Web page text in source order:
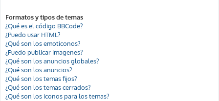
Formatos y tipos de temas
¿Qué es el código BBCode?
¿Puedo usar HTML?
¿Qué son los emoticonos?
¿Puedo publicar imagenes?
¿Qué son los anuncios globales?
¿Qué son los anuncios?
¿Qué son los temas fijos?
¿Qué son los temas cerrados?
¿Qué son los iconos para los temas?